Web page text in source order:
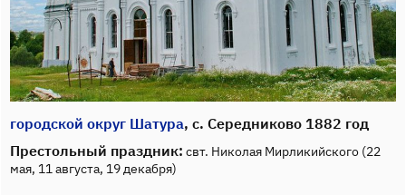
городской округ Шатура, с. Середниково 1882 год
Престольный праздник: свт. Николая Мирликийского (22
мая, 11 августа, 19 декабря)